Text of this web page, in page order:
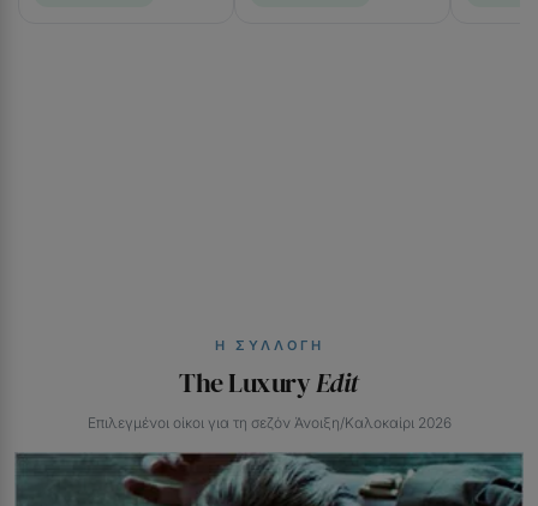
Η ΣΥΛΛΟΓΉ
The LuxuryEdit
Επιλεγμένοι οίκοι για τη σεζόν Άνοιξη/Καλοκαίρι 2026